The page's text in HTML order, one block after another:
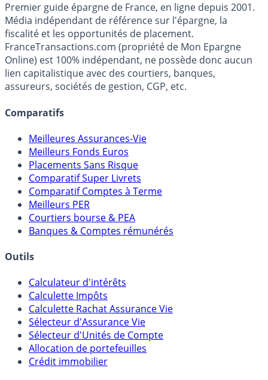
Premier guide épargne de France, en ligne depuis 2001.
Média indépendant de référence sur l'épargne, la
fiscalité et les opportunités de placement.
FranceTransactions.com (propriété de Mon Epargne
Online) est 100% indépendant, ne possède donc aucun
lien capitalistique avec des courtiers, banques,
assureurs, sociétés de gestion, CGP, etc.
Comparatifs
Meilleures Assurances-Vie
Meilleurs Fonds Euros
Placements Sans Risque
Comparatif Super Livrets
Comparatif Comptes à Terme
Meilleurs PER
Courtiers bourse & PEA
Banques & Comptes rémunérés
Outils
Calculateur d'intérêts
Calculette Impôts
Calculette Rachat Assurance Vie
Sélecteur d'Assurance Vie
Sélecteur d'Unités de Compte
Allocation de portefeuilles
Crédit immobilier